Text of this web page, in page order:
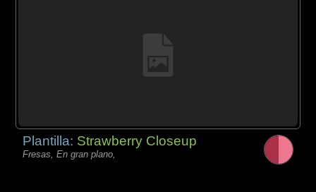
Plantilla: Strawberry Closeup
Fresas, En gran plano,